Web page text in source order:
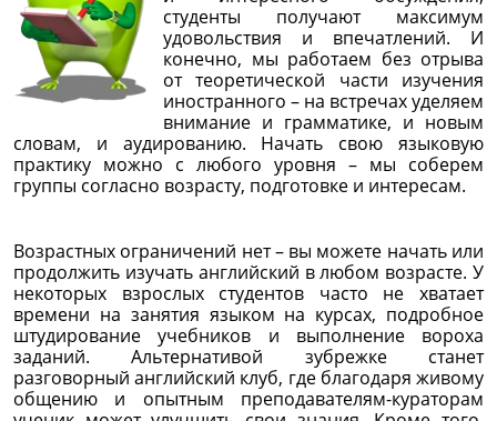
студенты получают максимум
удовольствия и впечатлений. И
конечно, мы работаем без отрыва
от теоретической части изучения
иностранного – на встречах уделяем
внимание и грамматике, и новым
словам, и аудированию. Начать свою языковую
практику можно с любого уровня – мы соберем
группы согласно возрасту, подготовке и интересам.
Возрастных ограничений нет – вы можете начать или
продолжить изучать английский в любом возрасте. У
некоторых взрослых студентов часто не хватает
времени на занятия языком на курсах, подробное
штудирование учебников и выполнение вороха
заданий. Альтернативой зубрежке станет
разговорный английский клуб, где благодаря живому
общению и опытным преподавателям-кураторам